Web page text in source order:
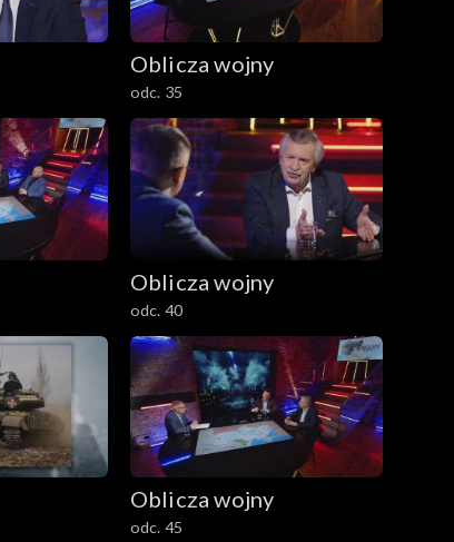
Oblicza wojny
odc. 35
Oblicza wojny
odc. 40
Oblicza wojny
odc. 45